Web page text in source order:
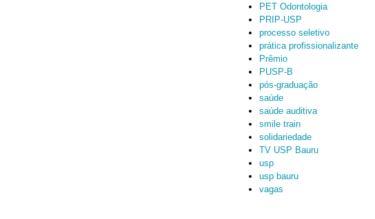
PET Odontologia
PRIP-USP
processo seletivo
prática profissionalizante
Prêmio
PUSP-B
pós-graduação
saúde
saúde auditiva
smile train
solidariedade
TV USP Bauru
usp
usp bauru
vagas